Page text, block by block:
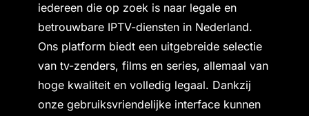
iedereen die op zoek is naar legale en
betrouwbare IPTV-diensten in Nederland.
Ons platform biedt een uitgebreide selectie
van tv-zenders, films en series, allemaal van
hoge kwaliteit en volledig legaal. Dankzij
onze gebruiksvriendelijke interface kunnen